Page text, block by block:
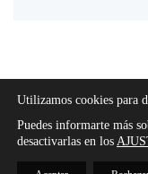
Utilizamos cookies para
Puedes informarte más
desactivarlas en los